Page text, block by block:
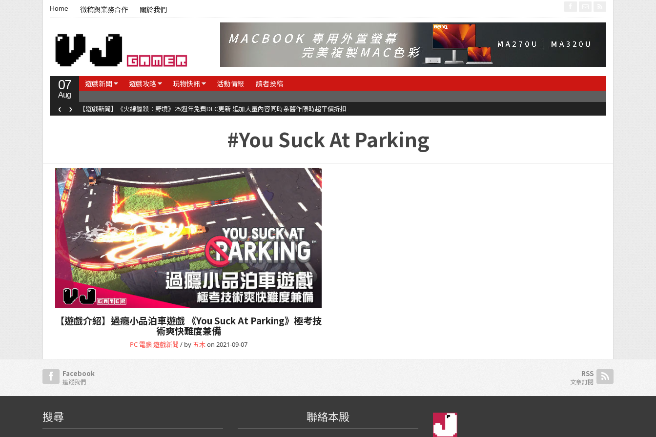
Home 徵稿與業務合作 關於我們
07
Aug
遊戲新聞 遊戲攻略 玩物快訊 活動情報 讀者投稿
【遊戲新聞】《火線獵殺：野境》25週年免費DLC更新 追加大量內容同時系舊作限時超平價折扣
‹ ›
#You Suck At Parking
【遊戲介紹】過癮小品泊車遊戲 《You Suck At Parking》極考技
術爽快難度兼備
PC 電腦遊戲新聞 / by 五木on 2021-09-07
Facebook
追蹤我們
RSS
文章訂閱
搜尋 聯絡本殿